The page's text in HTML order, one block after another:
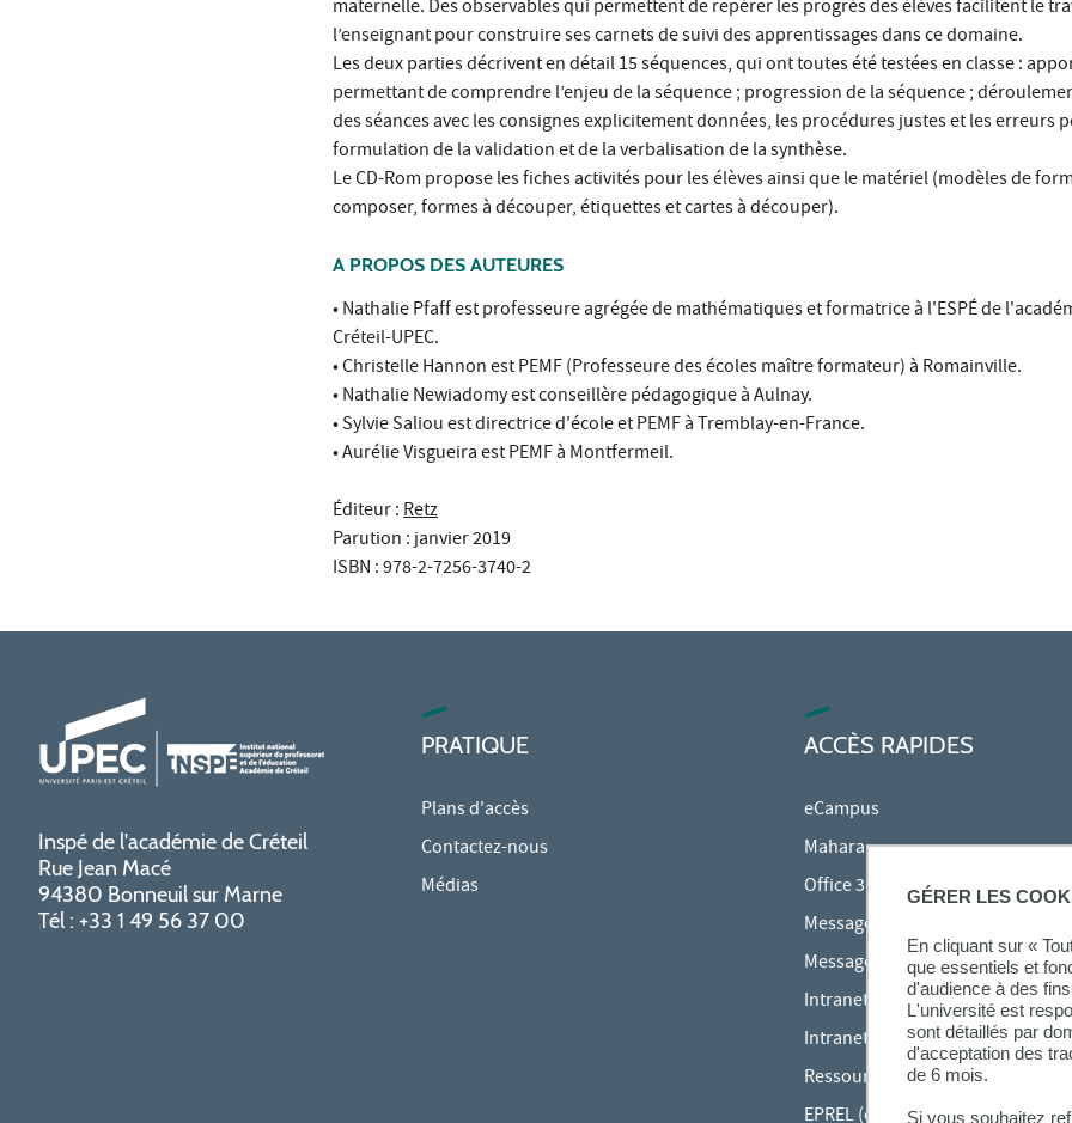
GÉRER LES
En cliquant sur «
que essentiels et
d'audience à des
L'université est
sont détaillés par
d'acceptation des
de 6 mois.
Si vous souhaitez
maternelle. Des observables qui permettent de repérer les progrès des élèves facilitent le
l’enseignant pour construire ses carnets de suivi des apprentissages dans ce domaine.
Les deux parties décrivent en détail 15 séquences, qui ont toutes été testées en classe :
permettant de comprendre l’enjeu de la séquence ; progression de la séquence ;
des séances avec les consignes explicitement données, les procédures justes et les erreurs
formulation de la validation et de la verbalisation de la synthèse.
Le CD-Rom propose les fiches activités pour les élèves ainsi que le matériel (modèles de
composer, formes à découper, étiquettes et cartes à découper).
A PROPOS DES AUTEURES
• Nathalie Pfaff est professeure agrégée de mathématiques et formatrice à l'ESPÉ de
Créteil-UPEC.
• Christelle Hannon est PEMF (Professeure des écoles maître formateur) à Romainville.
• Nathalie Newiadomy est conseillère pédagogique à Aulnay.
• Sylvie Saliou est directrice d'école et PEMF à Tremblay-en-France.
• Aurélie Visgueira est PEMF à Montfermeil.
Éditeur :Retz
Parution : janvier 2019
ISBN : 978-2-7256-3740-2
Inspé de l'académie de Créteil
Rue Jean Macé
94380 Bonneuil sur Marne
Tél : +33 1 49 56 37 00
PRATIQUE
Plans d'accès
Contactez-nous
Médias
ACCÈS RAPIDES
eCampus
Mahara
Office 365
Messagerie des étudiants
Messagerie des personnels
Intranet Inspé
Intranet UPEC
Ressources audiovisuelles Inspé
EPREL (cours en ligne)